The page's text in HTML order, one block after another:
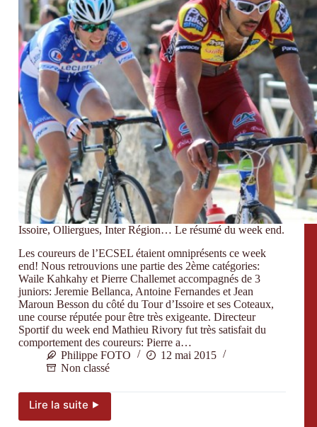
Issoire, Olliergues, Inter Région… Le résumé du week end.
Les coureurs de l’ECSEL étaient omniprésents ce week
end! Nous retrouvions une partie des 2ème catégories:
Waile Kahkahy et Pierre Challemet accompagnés de 3
juniors: Jeremie Bellanca, Antoine Fernandes et Jean
Maroun Besson du côté du Tour d’Issoire et ses Coteaux,
une course réputée pour être très exigeante. Directeur
Sportif du week end Mathieu Rivory fut très satisfait du
comportement des coureurs: Pierre a…
Philippe FOTO
12 mai 2015
Non classé
Lire la suite ⯈
Issoire,